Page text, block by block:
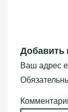
Добавить
Ваш адрес